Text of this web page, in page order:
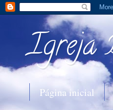
Igreja
Página inicial